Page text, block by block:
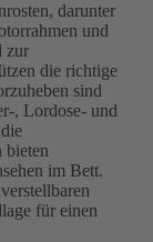
darunter
und
zur
die richtige
sind
, Lordose- und
bieten
im Bett.
für einen